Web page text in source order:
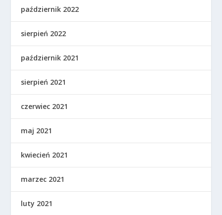
październik 2022
sierpień 2022
październik 2021
sierpień 2021
czerwiec 2021
maj 2021
kwiecień 2021
marzec 2021
luty 2021